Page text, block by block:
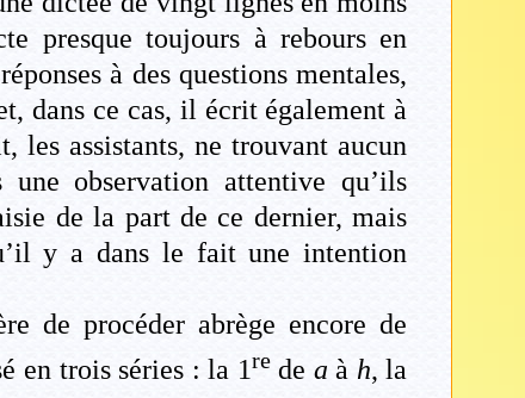
presque toujours à rebours en
à des questions mentales,
dans ce cas, il écrit également à
les assistants, ne trouvant aucun
observation attentive qu’ils
de la part de ce dernier, mais
y a dans le fait une intention
de procéder abrège encore de
en trois séries : la 1rede a à h, la